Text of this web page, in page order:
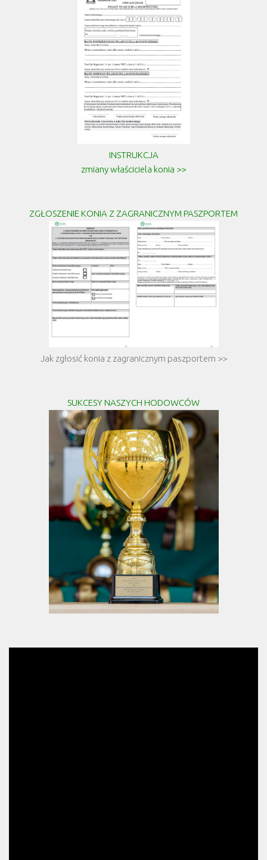
INSTRUKCJA
zmiany właściciela konia >>
ZGŁOSZENIE KONIA Z ZAGRANICZNYM PASZPORTEM
Jak zgłosić konia z zagranicznym paszportem >>
SUKCESY NASZYCH HODOWCÓW